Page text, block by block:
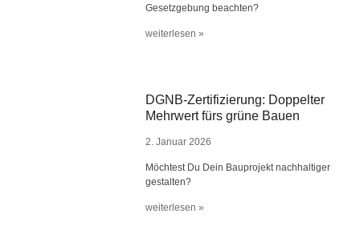
Gesetzgebung beachten?
weiterlesen »
DGNB-Zertifizierung: Doppelter
Mehrwert fürs grüne Bauen
2. Januar 2026
Möchtest Du Dein Bauprojekt nachhaltiger
gestalten?
weiterlesen »